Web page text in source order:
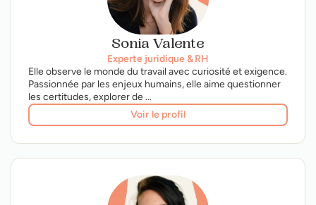
Sonia Valente
Experte juridique & RH
Elle observe le monde du travail avec curiosité et exigence.
Passionnée par les enjeux humains, elle aime questionner
les certitudes, explorer de ...
Voir le profil